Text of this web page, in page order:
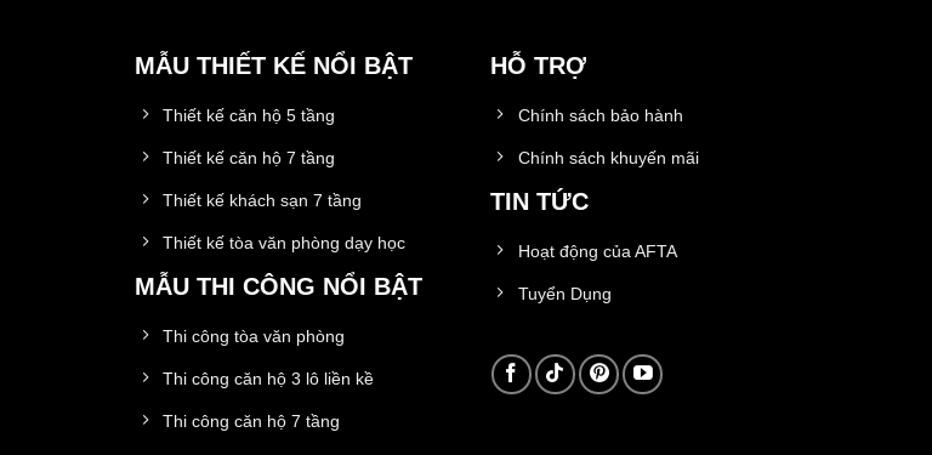
MẪU THIẾT KẾ NỔI BẬT
Thiết kế căn hộ 5 tầng
Thiết kế căn hộ 7 tầng
Thiết kế khách sạn 7 tầng
Thiết kế tòa văn phòng dạy học
MẪU THI CÔNG NỔI BẬT
Thi công tòa văn phòng
Thi công căn hộ 3 lô liền kề
Thi công căn hộ 7 tầng
HỖ TRỢ
Chính sách bảo hành
Chính sách khuyến mãi
TIN TỨC
Hoạt động của AFTA
Tuyển Dụng